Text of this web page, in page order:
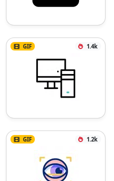
GIF 1.4k
GIF 1.2k